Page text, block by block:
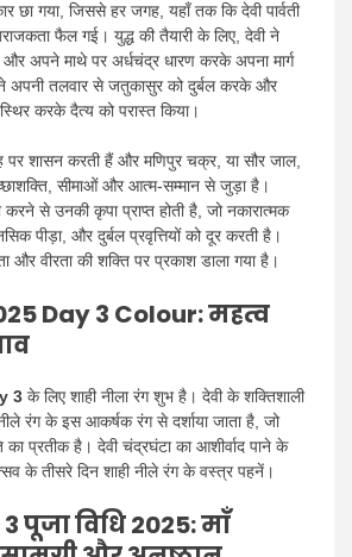
छा गया, जिससे हर जगह, यहाँ तक कि देवी पार्वती
फैल गई। युद्ध की तैयारी के लिए, देवी ने
और अपने माथे पर अर्धचंद्र धारण करके अपना मार्ग
अपनी तलवार से जतुकासुर को दुर्बल करके और
करके दैत्य को परास्त किया।
पर शासन करती हैं और मणिपुर चक्र, या सौर जाल,
सीमाओं और आत्म-सम्मान से जुड़ा है।
करने से उनकी कृपा प्राप्त होती है, जो नकारात्मक
पीड़ा, और दुर्बल प्रवृत्तियों को दूर करती है।
और वीरता की शक्ति पर प्रकाश डाला गया है।
Day 3 Colour: महत्व
3 के लिए शाही नीला रंग शुभ है। देवी के शक्तिशाली
रंग के इस आकर्षक रंग से दर्शाया जाता है, जो
का प्रतीक है। देवी चंद्रघंटा का आशीर्वाद पाने के
के तीसरे दिन शाही नीले रंग के वस्त्र पहनें।
3 पूजा विधि 2025: माँ